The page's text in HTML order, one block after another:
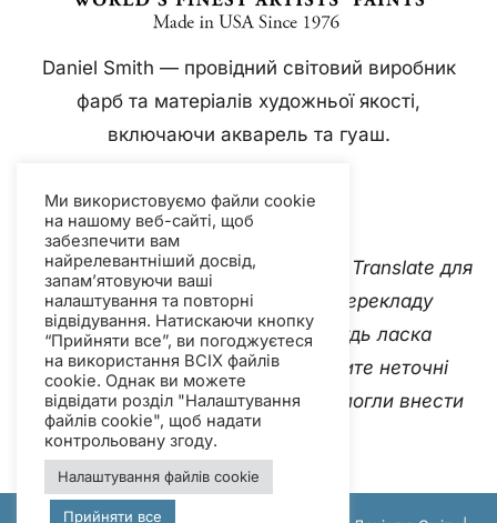
Daniel Smith — провідний світовий виробник
фарб та матеріалів художньої якості,
включаючи акварель та гуаш.
Цей вебсайт використовує Google Translate для
миттєвого та автоматичного перекладу
контенту кількома мовами. Будь ласка
зв'яжіться з намиякщо ви виявите неточні
автоматичні переклади, щоб ми могли внести
виправлення.
Ми використовуємо файли cookie
на нашому веб-сайті, щоб
забезпечити вам
найрелевантніший досвід,
запам’ятовуючи ваші
налаштування та повторні
відвідування. Натискаючи кнопку
“Прийняти все”, ви погоджуєтеся
на використання ВСІХ файлів
cookie. Однак ви можете
відвідати розділ "Налаштування
файлів cookie", щоб надати
контрольовану згоду.
Налаштування файлів cookie
Прийняти все